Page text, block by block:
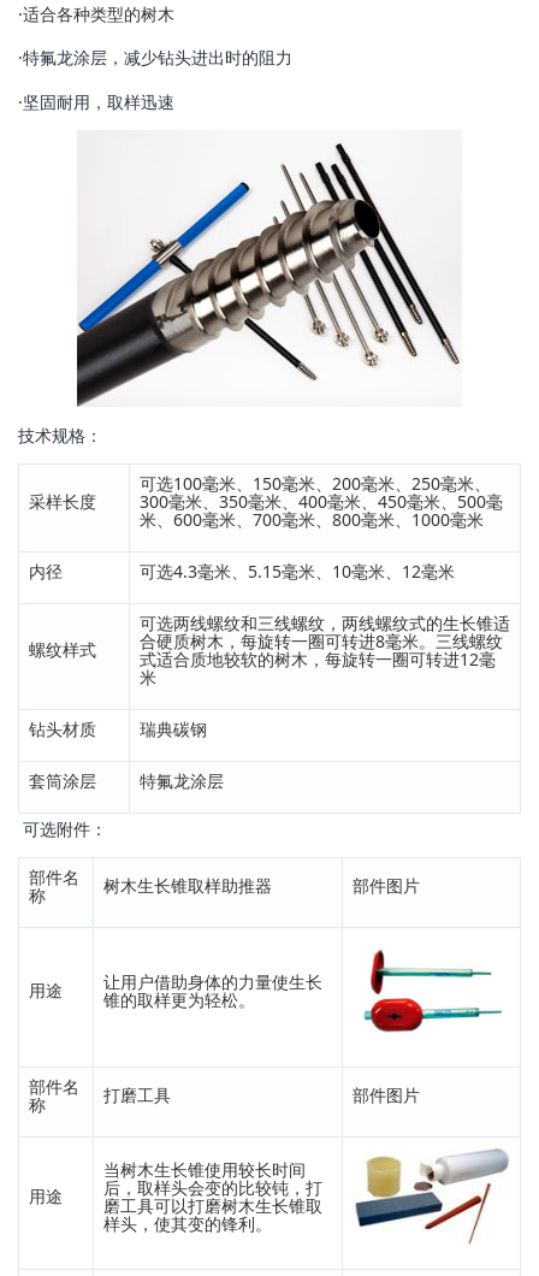
·适合各种类型的树木
·特氟龙涂层，减少钻头进出时的阻力
·坚固耐用，取样迅速
技术规格：
采样长度
可选100毫米、150毫米、200毫米、250毫米、
300毫米、350毫米、400毫米、450毫米、500毫
米、600毫米、700毫米、800毫米、1000毫米
内径 可选4.3毫米、5.15毫米、10毫米、12毫米
螺纹样式
可选两线螺纹和三线螺纹，两线螺纹式的生长锥适
合硬质树木，每旋转一圈可转进8毫米。三线螺纹
式适合质地较软的树木，每旋转一圈可转进12毫
米
钻头材质 瑞典碳钢
套筒涂层 特氟龙涂层
可选附件：
部件名
称 树木生长锥取样助推器 部件图片
用途 让用户借助身体的力量使生长
锥的取样更为轻松。
部件名
称 打磨工具 部件图片
用途
当树木生长锥使用较长时间
后，取样头会变的比较钝，打
磨工具可以打磨树木生长锥取
样头，使其变的锋利。